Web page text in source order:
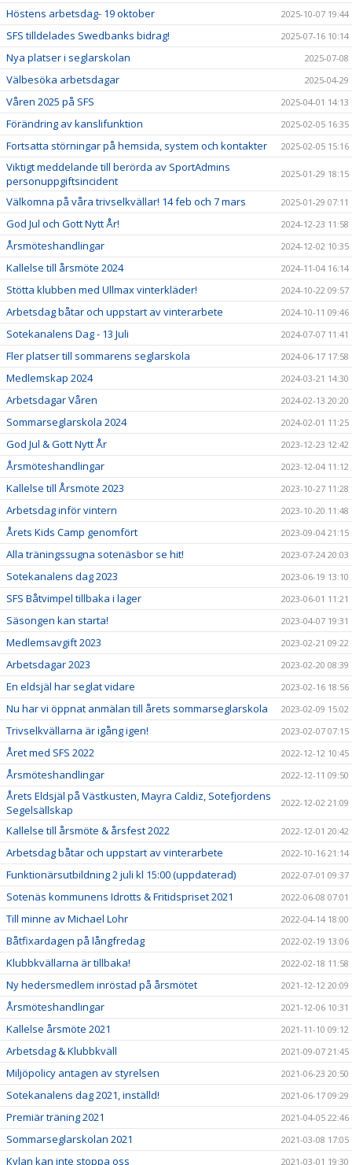
Höstens arbetsdag- 19 oktober 2025-10-07 19:44
SFS tilldelades Swedbanks bidrag! 2025-07-16 10:14
Nya platser i seglarskolan 2025-07-08
Välbesöka arbetsdagar 2025-04-29
Våren 2025 på SFS 2025-04-01 14:13
Förändring av kanslifunktion 2025-02-05 16:35
Fortsatta störningar på hemsida, system och kontakter 2025-02-05 15:16
Viktigt meddelande till berörda av SportAdmins
personuppgiftsincident
2025-01-29 18:15
Välkomna på våra trivselkvällar! 14 feb och 7 mars 2025-01-29 07:11
God Jul och Gott Nytt År! 2024-12-23 11:58
Årsmöteshandlingar 2024-12-02 10:35
Kallelse till årsmöte 2024 2024-11-04 16:14
Stötta klubben med Ullmax vinterkläder! 2024-10-22 09:57
Arbetsdag båtar och uppstart av vinterarbete 2024-10-11 09:46
Sotekanalens Dag - 13 Juli 2024-07-07 11:41
Fler platser till sommarens seglarskola 2024-06-17 17:58
Medlemskap 2024 2024-03-21 14:30
Arbetsdagar Våren 2024-02-13 20:20
Sommarseglarskola 2024 2024-02-01 11:25
God Jul & Gott Nytt År 2023-12-23 12:42
Årsmöteshandlingar 2023-12-04 11:12
Kallelse till Årsmöte 2023 2023-10-27 11:28
Arbetsdag inför vintern 2023-10-20 11:48
Årets Kids Camp genomfört 2023-09-04 21:15
Alla träningssugna sotenäsbor se hit! 2023-07-24 20:03
Sotekanalens dag 2023 2023-06-19 13:10
SFS Båtvimpel tillbaka i lager 2023-06-01 11:21
Säsongen kan starta! 2023-04-07 19:31
Medlemsavgift 2023 2023-02-21 09:22
Arbetsdagar 2023 2023-02-20 08:39
En eldsjäl har seglat vidare 2023-02-16 18:56
Nu har vi öppnat anmälan till årets sommarseglarskola 2023-02-09 15:02
Trivselkvällarna är igång igen! 2023-02-07 07:15
Året med SFS 2022 2022-12-12 10:45
Årsmöteshandlingar 2022-12-11 09:50
Årets Eldsjäl på Västkusten, Mayra Caldiz, Sotefjordens
Segelsällskap
2022-12-02 21:09
Kallelse till årsmöte & årsfest 2022 2022-12-01 20:42
Arbetsdag båtar och uppstart av vinterarbete 2022-10-16 21:14
Funktionärsutbildning 2 juli kl 15:00 (uppdaterad) 2022-07-01 09:37
Sotenäs kommunens Idrotts & Fritidspriset 2021 2022-06-08 07:01
Till minne av Michael Lohr 2022-04-14 18:00
Båtfixardagen på långfredag 2022-02-19 13:06
Klubbkvällarna är tillbaka! 2022-02-18 11:58
Ny hedersmedlem inröstad på årsmötet 2021-12-12 20:09
Årsmöteshandlingar 2021-12-06 10:31
Kallelse årsmöte 2021 2021-11-10 09:12
Arbetsdag & Klubbkväll 2021-09-07 21:45
Miljöpolicy antagen av styrelsen 2021-06-23 20:50
Sotekanalens dag 2021, inställd! 2021-06-17 09:29
Premiär träning 2021 2021-04-05 22:46
Sommarseglarskolan 2021 2021-03-08 17:05
Kylan kan inte stoppa oss 2021-03-01 19:30